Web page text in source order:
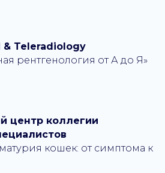
& Teleradiology
рентгенология от А до Я»
центр коллегии
кошек: от симптома к